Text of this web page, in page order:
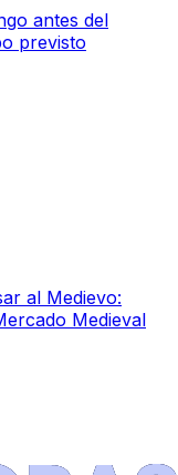
antes del
previsto
al Medievo:
Medieval